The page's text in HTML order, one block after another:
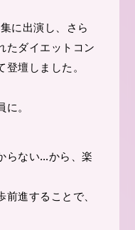
に出演し、さら
たダイエットコン
壇しました。
。
らない…から、楽
進することで、